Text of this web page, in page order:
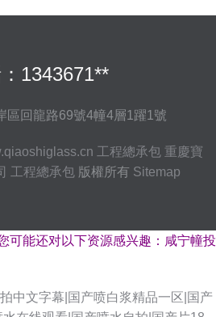
1343671**
區回龍路69號4幢4層1躍1號
工程總承包 重慶寶
工程總承包版權所有 Sitemap
可能还对以下资源感兴趣：咸宁幢投
中文字幕|国产喷白浆精品一区|国产